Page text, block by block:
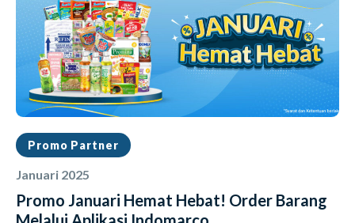
Promo Partner
Januari 2025
Promo Januari Hemat Hebat! Order Barang